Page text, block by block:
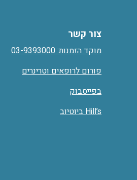
צור קשר
מוקד הזמנות: 03-9393000
פורום לרופאים וטרינרים
בפייסבוק
Hill’s ביוטיוב